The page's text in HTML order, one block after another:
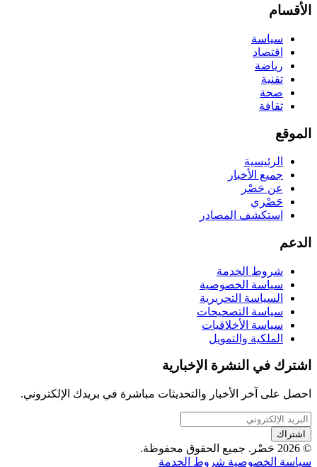
الأقسام
سياسة
اقتصاد
رياضة
تقنية
صحة
ثقافة
الموقع
الرئيسية
جميع الأخبار
عن حَصْر
حَصْري
استكشف المصادر
الدعم
شروط الخدمة
سياسة الخصوصية
السياسة التحريرية
سياسة التصحيحات
سياسة الأخلاقيات
الملكية والتمويل
اشترك في النشرة الإخبارية
احصل على آخر الأخبار والتحديثات مباشرة في بريدك الإلكتروني.
اشتراك
© 2026 حَصْر. جميع الحقوق محفوظة.
سياسة الخصوصية شروط الخدمة